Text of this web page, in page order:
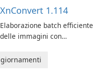
XnConvert 1.114
Elaborazione batch efficiente
delle immagini con